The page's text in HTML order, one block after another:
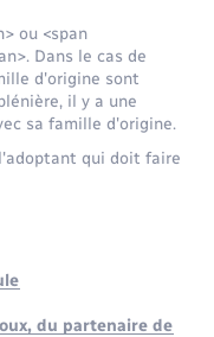
ou <span
Dans le cas de
d'origine sont
il y a une
sa famille d'origine.
qui doit faire
du partenaire de